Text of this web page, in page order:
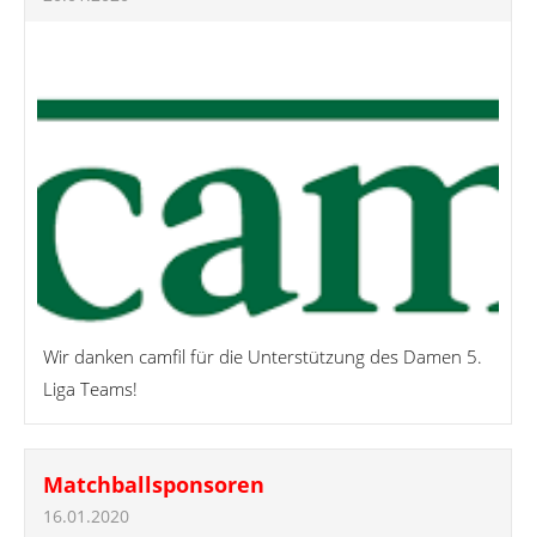
Wir danken camfil für die Unterstützung des Damen 5.
Liga Teams!
Matchballsponsoren
16.01.2020